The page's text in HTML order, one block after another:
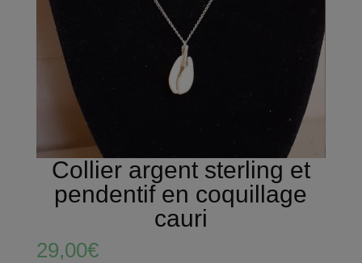
Collier argent sterling et
pendentif en coquillage
cauri
29,00€